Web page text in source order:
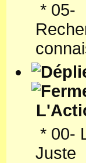
* 05-
* 00-
Juste